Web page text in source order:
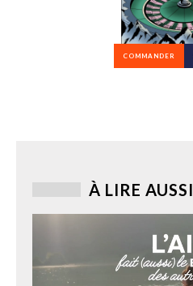
COMMANDER
À LIRE AUSSI